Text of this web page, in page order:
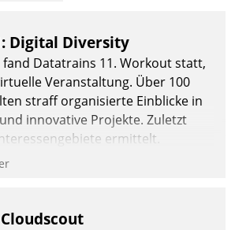
-
Digital Diversity
fand Datatrains 11. Workout statt,
Veranstaltung. Über 100
straff organisierte Einblicke in
innovative Projekte. Zuletzt
ermittelt.